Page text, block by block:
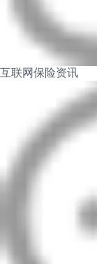
互联网保险资讯